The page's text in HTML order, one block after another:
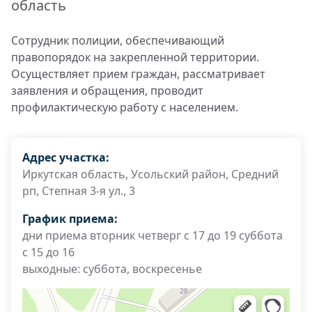
область
Сотрудник полиции, обеспечивающий
правопорядок на закрепленной территории.
Осуществляет прием граждан, рассматривает
заявления и обращения, проводит
профилактическую работу с населением.
Адрес участка:
Иркутская область, Усольский район, Средний
рп, Степная 3-я ул., 3
График приема:
дни приема вторник четверг с 17 до 19 суббота
с 15 до 16
выходные: суббота, воскресенье